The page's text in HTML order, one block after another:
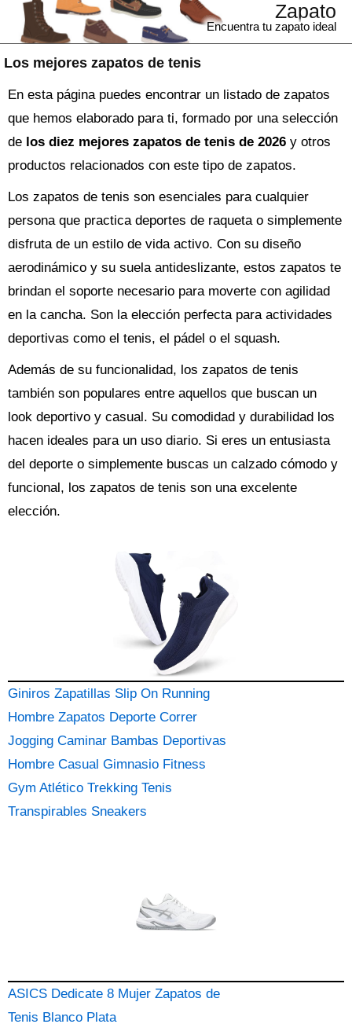
Los mejores zapatos de tenis
Zapato
Encuentra tu zapato ideal
En esta página puedes encontrar un listado de zapatos
que hemos elaborado para ti, formado por una selección
de los diez mejores zapatos de tenis de 2026 y otros
productos relacionados con este tipo de zapatos.
Los zapatos de tenis son esenciales para cualquier
persona que practica deportes de raqueta o simplemente
disfruta de un estilo de vida activo. Con su diseño
aerodinámico y su suela antideslizante, estos zapatos te
brindan el soporte necesario para moverte con agilidad
en la cancha. Son la elección perfecta para actividades
deportivas como el tenis, el pádel o el squash.
Además de su funcionalidad, los zapatos de tenis
también son populares entre aquellos que buscan un
look deportivo y casual. Su comodidad y durabilidad los
hacen ideales para un uso diario. Si eres un entusiasta
del deporte o simplemente buscas un calzado cómodo y
funcional, los zapatos de tenis son una excelente
elección.
Giniros Zapatillas Slip On Running
Hombre Zapatos Deporte Correr
Jogging Caminar Bambas Deportivas
Hombre Casual Gimnasio Fitness
Gym Atlético Trekking Tenis
Transpirables Sneakers
ASICS Dedicate 8 Mujer Zapatos de
Tenis Blanco Plata